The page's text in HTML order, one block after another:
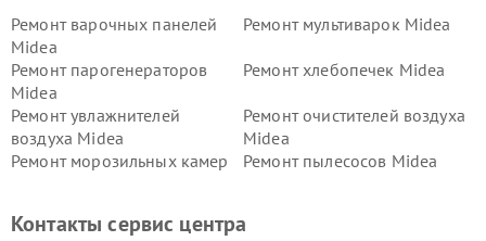
Ремонт варочных панелей
Midea
Ремонт мультиварок Midea
Ремонт парогенераторов
Midea
Ремонт хлебопечек Midea
Ремонт увлажнителей
воздуха Midea
Ремонт очистителей воздуха
Midea
Ремонт морозильных камер
Ремонт пылесосов Midea
пылесосов Midea
Контакты сервис центра